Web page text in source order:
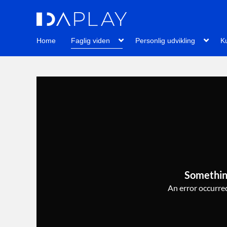
Home Faglig viden Personlig udvikling
An error